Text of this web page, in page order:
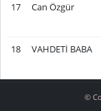
17 Can Özgür
18 VAHDETİ BABA
©